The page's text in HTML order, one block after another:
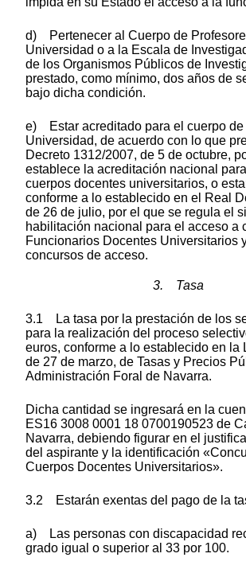
d) Pertenecer al Cuerpo de
Universidad o a la Escala de
de los Organismos Públicos de
prestado, como mínimo, dos años de
bajo dicha condición.
e) Estar acreditado para el cuerpo de
Universidad, de acuerdo con lo que
Decreto 1312/2007, de 5 de octubre,
establece la acreditación nacional
cuerpos docentes universitarios, o
conforme a lo establecido en el Real
de 26 de julio, por el que se regula el
habilitación nacional para el acceso a
Funcionarios Docentes Universitarios
concursos de acceso.
3. Tasa
3.1 La tasa por la prestación de los
para la realización del proceso
euros, conforme a lo establecido en la
de 27 de marzo, de Tasas y Precios
Administración Foral de Navarra.
Dicha cantidad se ingresará en la
ES16 3008 0001 18 0700190523 de
Navarra, debiendo figurar en el
del aspirante y la identificación
Cuerpos Docentes Universitarios».
3.2 Estarán exentas del pago de la
a) Las personas con discapacidad
grado igual o superior al 33 por 100.